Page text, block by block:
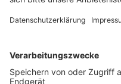
Schaden an der
Deutschen Bahn. Die
Anzeige